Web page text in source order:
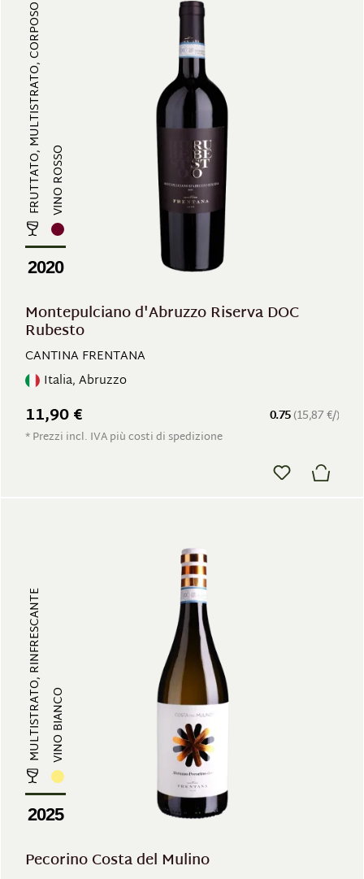
FRUTTATO, MULTISTRATO, CORPOSOVINO ROSSO
2020
Montepulciano d'Abruzzo Riserva DOC
Rubesto
CANTINA FRENTANA
Italia, Abruzzo
0.75(15,87 €/)
11,90 €
* Prezzi incl. IVA più costi di spedizione
MULTISTRATO, RINFRESCANTEVINO BIANCO
2025
Pecorino Costa del Mulino